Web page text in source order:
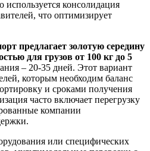
используется консолидация
что оптимизирует
предлагает золотую середину
для грузов от 100 кг до 5
– 20-35 дней. Этот вариант
которым необходим баланс
и сроками получения
часто включает перегрузку
компании
или специфических